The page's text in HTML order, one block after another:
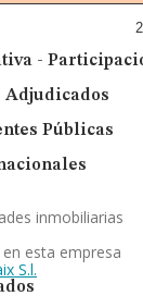
-
Adjudicados
Públicas
inmobiliarias
esta empresa
S.l.